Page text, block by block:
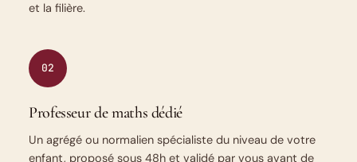
et la filière.
02
Professeur de maths dédié
Un agrégé ou normalien spécialiste du niveau de votre
enfant, proposé sous 48h et validé par vous avant de